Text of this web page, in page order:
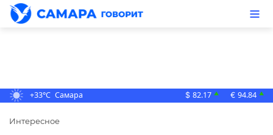
+33°C Самара $ 82.17 ▲ € 94.84 ▲
Интересное